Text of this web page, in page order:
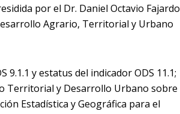
por el Dr. Daniel Octavio Fajardo
Agrario, Territorial y Urbano
y estatus del indicador ODS 11.1;
Territorial y Desarrollo Urbano sobre
Estadística y Geográfica para el